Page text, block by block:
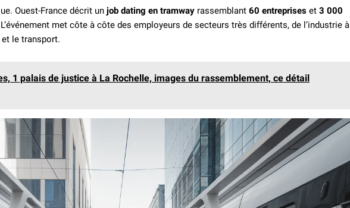
Ouest-France décrit un job dating en tramway rassemblant 60 entreprises et 3 000
met côte à côte des employeurs de secteurs très différents, de l’industrie à
et le transport.
1 palais de justice à La Rochelle, images du rassemblement, ce détail